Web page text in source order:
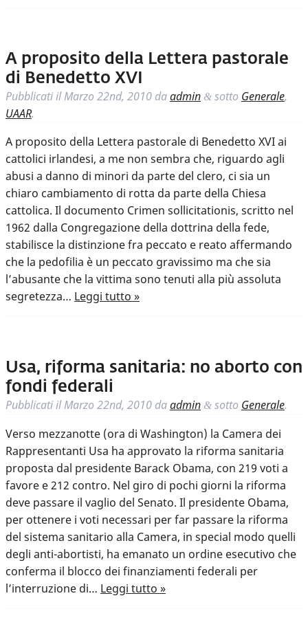
A proposito della Lettera pastorale
di Benedetto XVI
Pubblicati ilMarzo 22nd, 2010 daadmin & sotto Generale,
UAAR.
A proposito della Lettera pastorale di Benedetto XVI ai
cattolici irlandesi, a me non sembra che, riguardo agli
abusi a danno di minori da parte del clero, ci sia un
chiaro cambiamento di rotta da parte della Chiesa
cattolica. Il documento Crimen sollicitationis, scritto nel
1962 dalla Congregazione della dottrina della fede,
stabilisce la distinzione fra peccato e reato affermando
che la pedofilia è un peccato gravissimo ma che sia
l’abusante che la vittima sono tenuti alla più assoluta
segretezza… Leggi tutto »
Usa, riforma sanitaria: no aborto con
fondi federali
Pubblicati ilMarzo 22nd, 2010 daadmin & sotto Generale.
Verso mezzanotte (ora di Washington) la Camera dei
Rappresentanti Usa ha approvato la riforma sanitaria
proposta dal presidente Barack Obama, con 219 voti a
favore e 212 contro. Nel giro di pochi giorni la riforma
deve passare il vaglio del Senato. Il presidente Obama,
per ottenere i voti necessari per far passare la riforma
del sistema sanitario alla Camera, in special modo quelli
degli anti-abortisti, ha emanato un ordine esecutivo che
conferma il blocco dei finanziamenti federali per
l’interruzione di… Leggi tutto »